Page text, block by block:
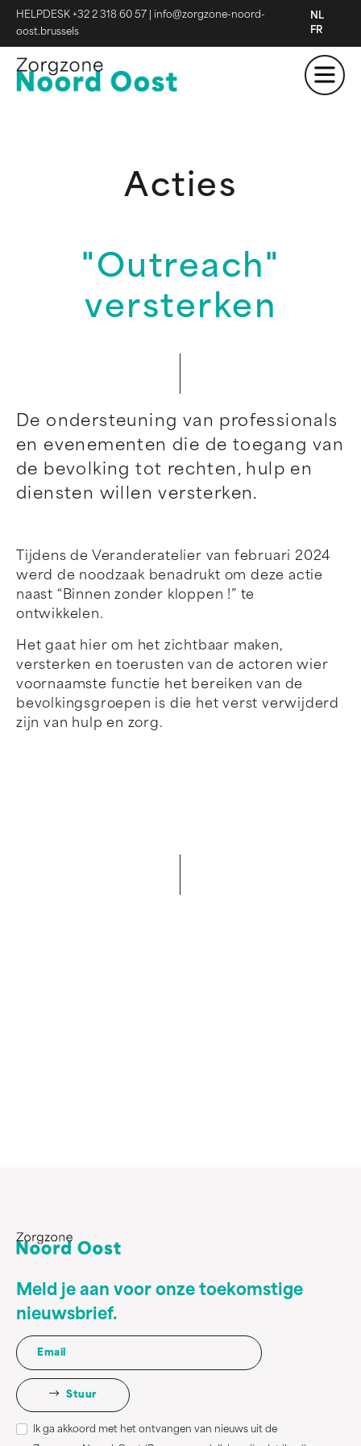
HELPDESK +32 2 318 60 57
info@zorgzone-noord-
oost.brussels
NL
FR
Acties
"Outreach"
versterken
De ondersteuning van professionals
en evenementen die de toegang van
de bevolking tot rechten, hulp en
diensten willen versterken.
Tijdens de Veranderatelier van februari 2024
werd de noodzaak benadrukt om deze actie
naast “Binnen zonder kloppen !” te
ontwikkelen.
Het gaat hier om het zichtbaar maken,
versterken en toerusten van de actoren wier
voornaamste functie het bereiken van de
bevolkingsgroepen is die het verst verwijderd
zijn van hulp en zorg.
Meld je aan voor onze toekomstige
nieuwsbrief.
Stuur
Ik ga akkoord met het ontvangen van nieuws uit de